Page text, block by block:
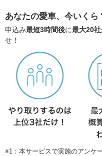
あなたの愛車、今いくら
申込み最短3時間後に最大20社
せ！
※1：本サービスで実施のアンケ